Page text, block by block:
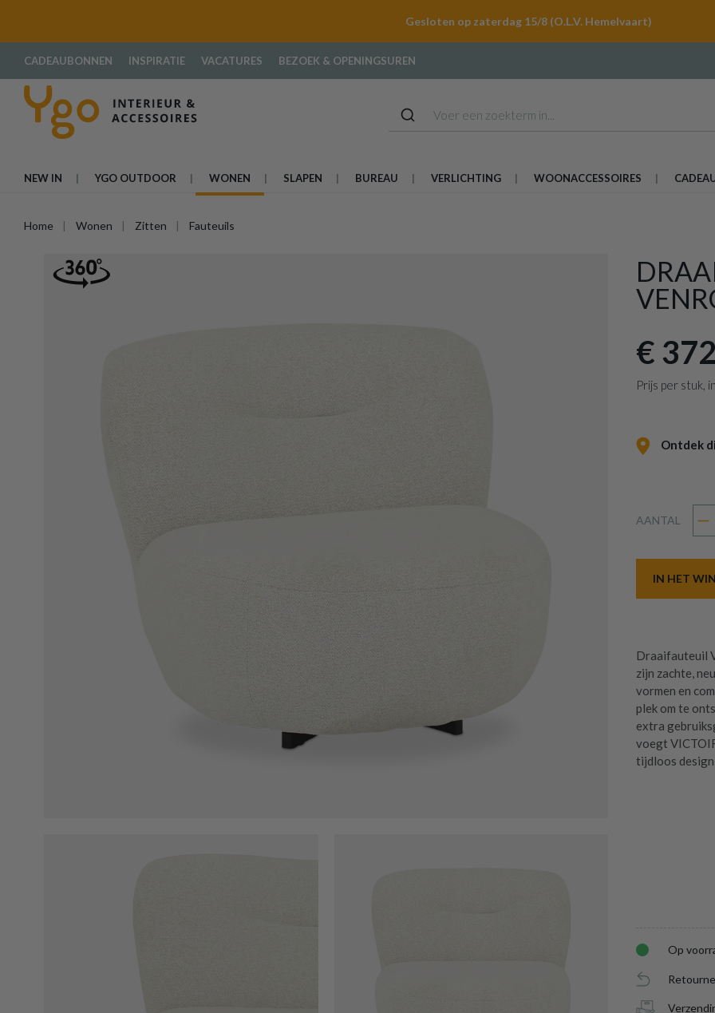
Gesloten op zaterdag 15/8 (O.L.V. Hemelvaart)
CADEAUBONNEN INSPIRATIE VACATURES BEZOEK & OPENINGSUREN
NEW IN YGO OUTDOOR WONEN SLAPEN BUREAU VERLICHTING WOONACCESSOIRES
Home Wonen Zitten Fauteuils
€
Prijs per stuk,
Ontdek
AANTAL
IN HET
Draaifauteuil
zijn zachte,
vormen en
plek om te
extra
voegt
tijdloos
Op